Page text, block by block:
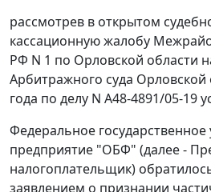
рассмотрев в открытом
кассационную жалобу
РФ N 1 по Орловской области
Арбитражного суда Орловской
года по делу N А48-4891/05-19
Федеральное государственное
предприятие "ОБФ" (далее -
налогоплательщик)
заявлением о признании